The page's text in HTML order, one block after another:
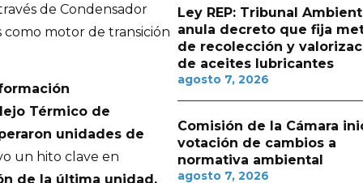
de Condensador
motor de transición
Térmico de
unidades de
un hito clave en
de la última unidad,
Ley REP: Tribunal
anula decreto que fija
de recolección y
de aceites lubricantes
agosto 7, 2026
Comisión de la Cámara
votación de cambios a
normativa ambiental
agosto 7, 2026